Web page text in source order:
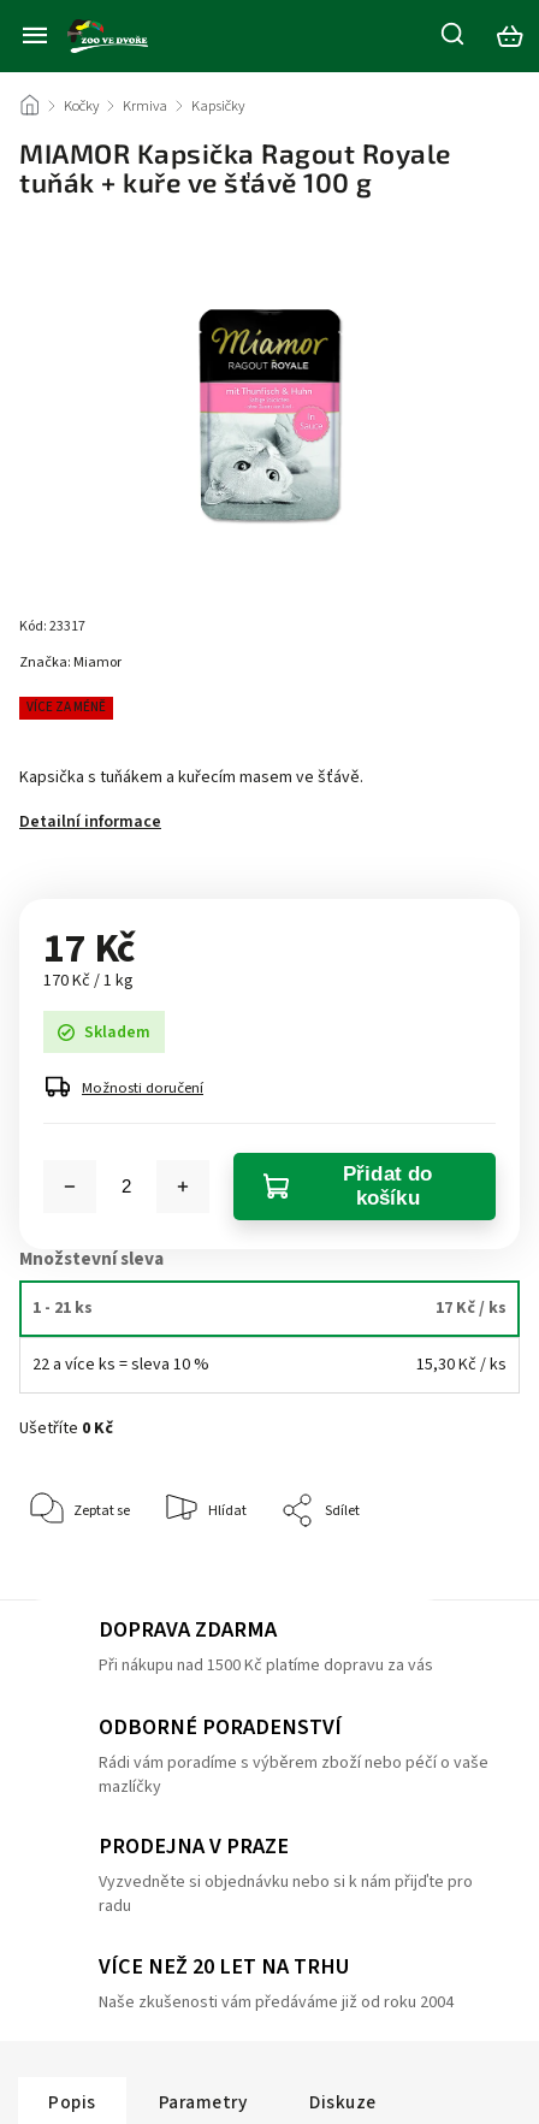
/ Kočky / Krmiva / Kapsičky
MIAMOR Kapsička Ragout Royale
tuňák + kuře ve šťávě 100 g
Kód:23317
Kapsička s tuňákem a kuřecím masem ve šťávě.
Detailní informace
VÍCE ZA MÉNĚ
Značka: Miamor
17 Kč
170 Kč / 1 kg
Skladem
Možnosti doručení
Přidat do
košíku
Množstevní sleva
1 - 21 ks 17 Kč/ ks
22 a více ks = sleva 10 % 15,30 Kč/ ks
Ušetříte 0 Kč
Zeptat se Hlídat Sdílet
DOPRAVA ZDARMA
Při nákupu nad 1500 Kč platíme dopravu za vás
ODBORNÉ PORADENSTVÍ
Rádi vám poradíme s výběrem zboží nebo péčí o vaše
mazlíčky
PRODEJNA V PRAZE
Vyzvedněte si objednávku nebo si k nám přijďte pro
radu
VÍCE NEŽ 20 LET NA TRHU
Naše zkušenosti vám předáváme již od roku 2004
Popis Parametry Diskuze